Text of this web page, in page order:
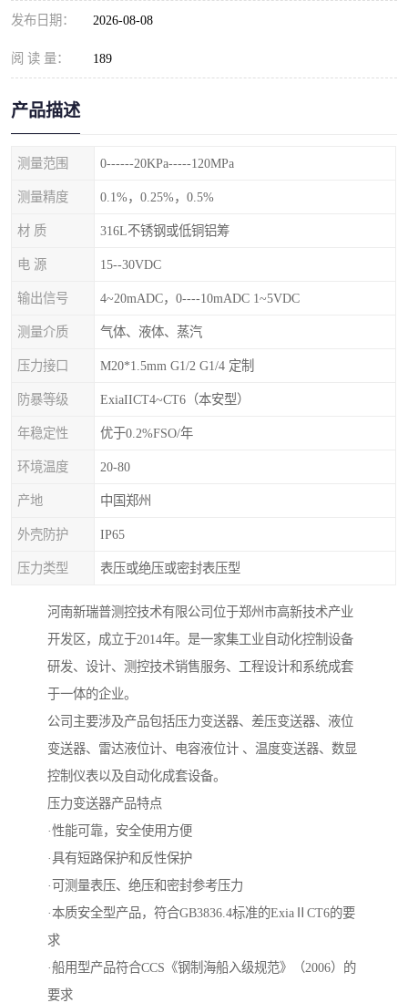
发布日期： 2026-08-08
阅 读 量： 189
产品描述
测量范围 0------20KPa-----120MPa
测量精度 0.1%，0.25%，0.5%
材 质 316L不锈钢或低铜铝筹
电 源 15--30VDC
输出信号 4~20mADC，0----10mADC 1~5VDC
测量介质 气体、液体、蒸汽
压力接口 M20*1.5mm G1/2 G1/4 定制
防暴等级 ExiaIICT4~CT6（本安型）
年稳定性 优于0.2%FSO/年
环境温度 20-80
产地 中国郑州
外壳防护 IP65
压力类型 表压或绝压或密封表压型
河南新瑞普测控技术有限公司位于郑州市高新技术产业
开发区，成立于2014年。是一家集工业自动化控制设备
研发、设计、测控技术销售服务、工程设计和系统成套
于一体的企业。
公司主要涉及产品包括压力变送器、差压变送器、液位
变送器、雷达液位计、电容液位计 、温度变送器、数显
控制仪表以及自动化成套设备。
压力变送器产品特点
·性能可靠，安全使用方便
·具有短路保护和反性保护
·可测量表压、绝压和密封参考压力
·本质安全型产品，符合GB3836.4标准的ExiaⅡCT6的要
求
·船用型产品符合CCS《钢制海船入级规范》（2006）的
要求